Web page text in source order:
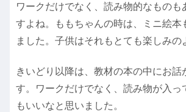
ワークだけでなく、読み物的なものも
すよね。ももちゃんの時は、ミニ絵本
ました。子供はそれもとても楽しみの
きいどり以降は、教材の本の中にお話
す。ワークだけでなく、読み物が入っ
もいいなと思いました。